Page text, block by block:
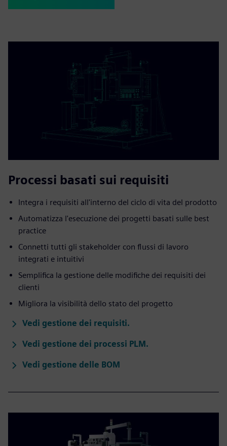
Processi basati sui requisiti
Integra i requisiti all'interno del ciclo di vita del prodotto
Automatizza l'esecuzione dei progetti basati sulle best
practice
Connetti tutti gli stakeholder con flussi di lavoro
integrati e intuitivi
Semplifica la gestione delle modifiche dei requisiti dei
clienti
Migliora la visibilità dello stato del progetto
Vedi gestione dei requisiti.
Vedi gestione dei processi PLM.
Vedi gestione delle BOM